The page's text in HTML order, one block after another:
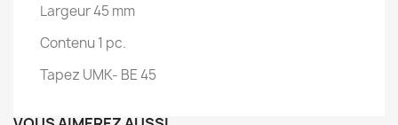
Largeur 45 mm
Contenu 1 pc.
Tapez UMK- BE 45